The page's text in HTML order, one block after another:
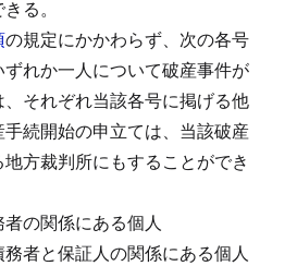
る。
の規定にかかわらず、次の各号
れか一人について破産事件が
それぞれ当該各号に掲げる他
続開始の申立ては、当該破産
方裁判所にもすることができ
の関係にある個人
者と保証人の関係にある個人